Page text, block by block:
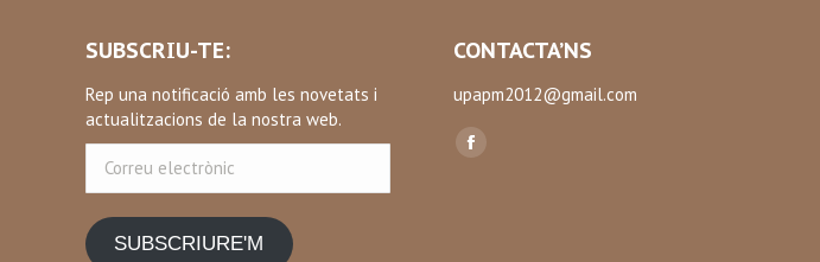
SUBSCRIU-TE:
Rep una notificació amb les novetats i
actualitzacions de la nostra web.
electrònic
SUBSCRIURE'M
CONTACTA’NS
upapm2012@gmail.com
Find us on:
Facebook